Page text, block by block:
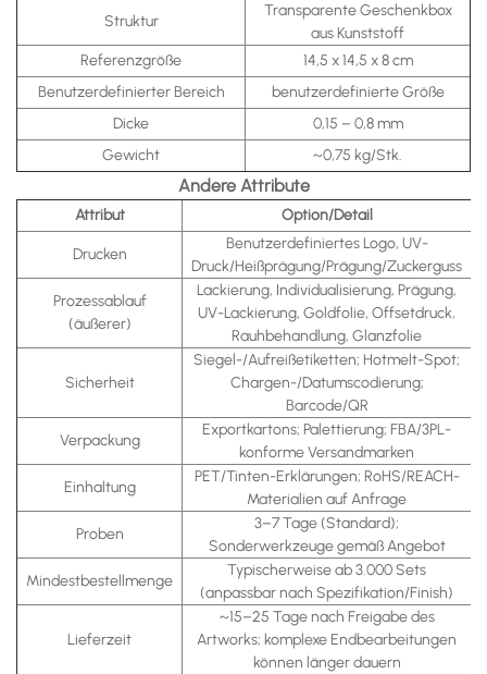
Struktur
Transparente Geschenkbox
aus Kunststoff
Referenzgröße
14,5 x 14,5 x 8 cm
Benutzerdefinierter Bereich
benutzerdefinierte Größe
Dicke
0,15 – 0,8 mm
Gewicht
~0,75 kg/Stk.
Andere Attribute
Attribut Option/Detail
Drucken
Benutzerdefiniertes Logo, UV-
Druck/Heißprägung/Prägung/Zuckerguss
Prozessablauf
(äußerer)
Lackierung, Individualisierung, Prägung,
UV-Lackierung, Goldfolie, Offsetdruck,
Rauhbehandlung, Glanzfolie
Sicherheit
Siegel-/Aufreißetiketten; Hotmelt-Spot;
Chargen-/Datumscodierung;
Barcode/QR
Verpackung
Exportkartons; Palettierung; FBA/3PL-
konforme Versandmarken
Einhaltung
PET/Tinten-Erklärungen; RoHS/REACH-
Materialien auf Anfrage
Proben
3–7 Tage (Standard);
Sonderwerkzeuge gemäß Angebot
Mindestbestellmenge
Typischerweise ab 3.000 Sets
(anpassbar nach Spezifikation/Finish)
Lieferzeit
~15–25 Tage nach Freigabe des
Artworks; komplexe Endbearbeitungen
können länger dauern